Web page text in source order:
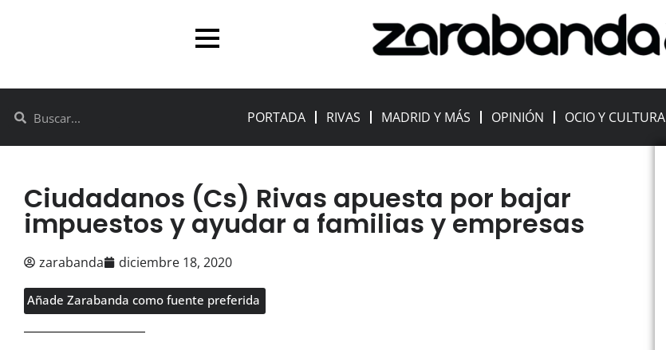
PORTADA RIVAS MADRID Y MÁS OPINIÓN OCIO Y CULTURA
Ciudadanos (Cs) Rivas apuesta por bajar
impuestos y ayudar a familias y empresas
zarabanda diciembre 18, 2020
Añade Zarabanda como fuente preferida